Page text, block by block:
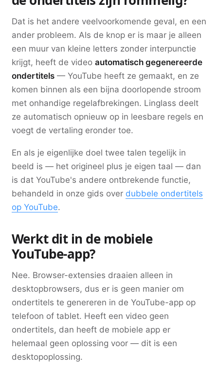
Dat is het andere veelvoorkomende geval, en een
ander probleem. Als de knop er is maar je alleen
een muur van kleine letters zonder interpunctie
krijgt, heeft de video automatisch gegenereerde
ondertitels — YouTube heeft ze gemaakt, en ze
komen binnen als een bijna doorlopende stroom
met onhandige regelafbrekingen. Linglass deelt
ze automatisch opnieuw op in leesbare regels en
voegt de vertaling eronder toe.
En als je eigenlijke doel twee talen tegelijk in
beeld is — het origineel plus je eigen taal — dan
is dat YouTube's andere ontbrekende functie,
behandeld in onze gids over dubbele ondertitels
op YouTube.
Werkt dit in de mobiele
YouTube-app?
Nee. Browser-extensies draaien alleen in
desktopbrowsers, dus er is geen manier om
ondertitels te genereren in de YouTube-app op
telefoon of tablet. Heeft een video geen
ondertitels, dan heeft de mobiele app er
helemaal geen oplossing voor — dit is een
desktopoplossing.